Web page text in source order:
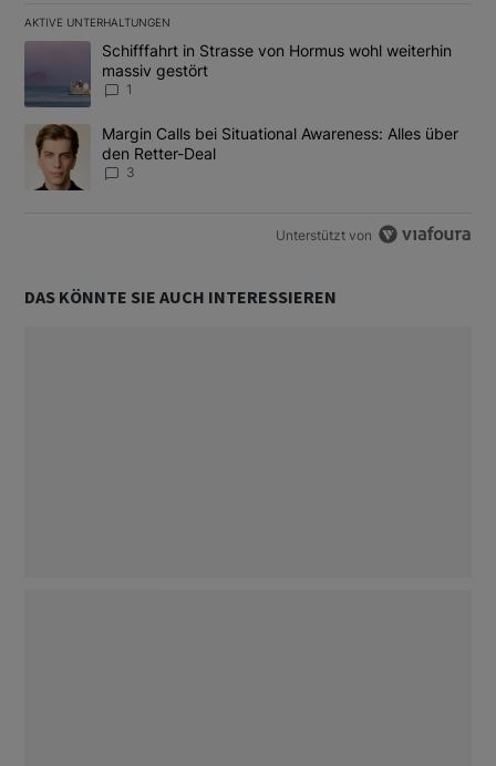
AKTIVE UNTERHALTUNGEN
Das Folgende ist eine Liste der am meisten kommentierten
Ein Trendartikel mit dem Titel "Schifffahrt in Strasse von
Schifffahrt in Strasse von Hormus wohl weiterhin
massiv gestört
1
Ein Trendartikel mit dem Titel "Margin Calls bei Situational
Margin Calls bei Situational Awareness: Alles über
den Retter-Deal
3
Unterstützt von
DAS KÖNNTE SIE AUCH INTERESSIEREN